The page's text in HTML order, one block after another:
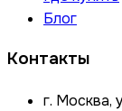
Блог
Контакты
г. Москва,